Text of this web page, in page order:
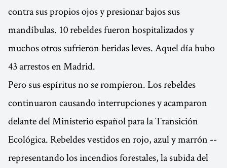
contra sus propios ojos y presionar bajos sus
mandíbulas. 10 rebeldes fueron hospitalizados y
muchos otros sufrieron heridas leves. Aquel día hubo
43 arrestos en Madrid.
Pero sus espíritus no se rompieron. Los rebeldes
continuaron causando interrupciones y acamparon
delante del Ministerio español para la Transición
Ecológica. Rebeldes vestidos en rojo, azul y marrón --
representando los incendios forestales, la subida del